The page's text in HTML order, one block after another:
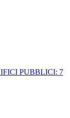
PUBBLICI: 7